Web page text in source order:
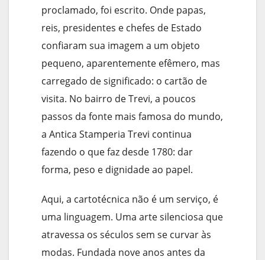
proclamado, foi escrito. Onde papas,
reis, presidentes e chefes de Estado
confiaram sua imagem a um objeto
pequeno, aparentemente efêmero, mas
carregado de significado: o cartão de
visita. No bairro de Trevi, a poucos
passos da fonte mais famosa do mundo,
a Antica Stamperia Trevi continua
fazendo o que faz desde 1780: dar
forma, peso e dignidade ao papel.
Aqui, a cartotécnica não é um serviço, é
uma linguagem. Uma arte silenciosa que
atravessa os séculos sem se curvar às
modas. Fundada nove anos antes da